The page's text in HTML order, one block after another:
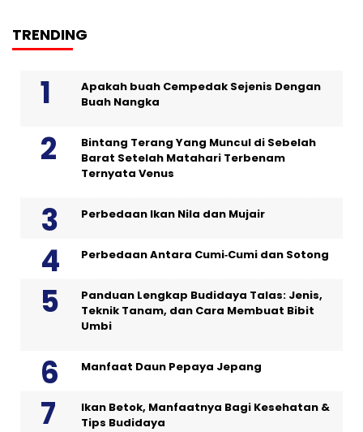
TRENDING
Apakah buah Cempedak Sejenis Dengan
Buah Nangka
Bintang Terang Yang Muncul di Sebelah
Barat Setelah Matahari Terbenam
Ternyata Venus
Perbedaan Ikan Nila dan Mujair
Perbedaan Antara Cumi‑Cumi dan Sotong
Panduan Lengkap Budidaya Talas: Jenis,
Teknik Tanam, dan Cara Membuat Bibit
Umbi
Manfaat Daun Pepaya Jepang
Ikan Betok, Manfaatnya Bagi Kesehatan &
Tips Budidaya